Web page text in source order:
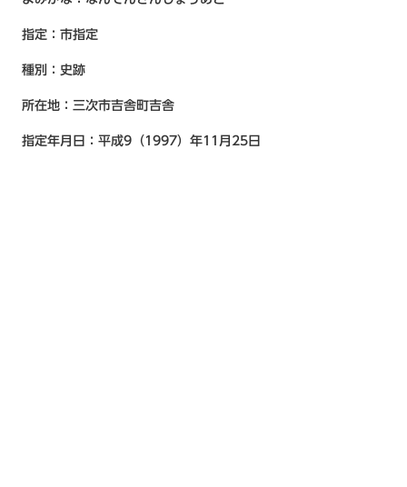
指定：市指定
種別：史跡
所在地：三次市吉舎町吉舎
指定年月日：平成9（1997）年11月25日